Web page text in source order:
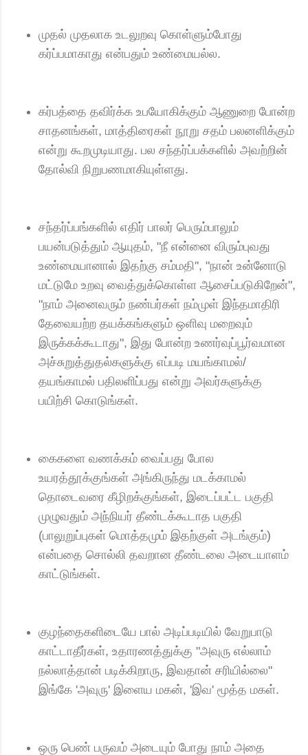
முதல் முதலாக உடலுறவு கொள்ளும்போது
கர்ப்பமாகாது என்பதும் உண்மையல்ல.
கர்பத்தை தவிர்க்க உபயோகிக்கும் ஆணுறை போன்ற
சாதனங்கள், மாத்திரைகள் நூறு சதம் பலனளிக்கும்
என்று கூறமுடியாது. பல சந்தர்ப்பக்களில் அவற்றின்
தோல்வி நிறுபணமாகியுள்ளது.
சந்தர்ப்பங்களில் எதிர் பாலர் பெரும்பாலும்
பயன்படுத்தும் ஆயுதம், "நீ என்னை விரும்புவது
உண்மையானால் இதற்கு சம்மதி", "நான் உன்னோடு
மட்டுமே உறவு வைத்துக்கொள்ள ஆசைப்படுகிறேன்",
"நாம் அனைவரும் நண்பர்கள் நம்முள் இந்தமாதிரி
தேவையற்ற தயக்கங்களும் ஒளிவு மறைவும்
இருக்கக்கூடாது", இது போன்ற உணர்வுப்பூர்வமான
அச்சுறுத்துதல்களுக்கு எப்படி மயங்காமல்/
தயங்காமல் பதிலளிப்பது என்று அவர்களுக்கு
பயிற்சி கொடுங்கள்.
கைகளை வணக்கம் வைப்பது போல
உயரத்தூக்குங்கள் அங்கிருந்து மடக்காமல்
தொடைவரை கீழிறக்குங்கள், இடைப்பட்ட பகுதி
முழுவதும் அந்நியர் தீண்டக்கூடாத பகுதி
(பாலுறுப்புகள் மொத்தமும் இதற்குள் அடங்கும்)
என்பதை சொல்லி தவறான தீண்டலை அடையாளம்
காட்டுங்கள்.
குழந்தைகளிடையே பால் அடிப்படியில் வேறுபாடு
காட்டாதீர்கள், உதாரணத்துக்கு "அவுரு எல்லாம்
நல்லாத்தான் படிக்கிறாரு, இவதான் சரியில்லை"
இங்கே 'அவுரு' இளைய மகன், 'இவ' மூத்த மகள்.
ஒரு பெண் பருவம் அடையும் போது நாம் அதை